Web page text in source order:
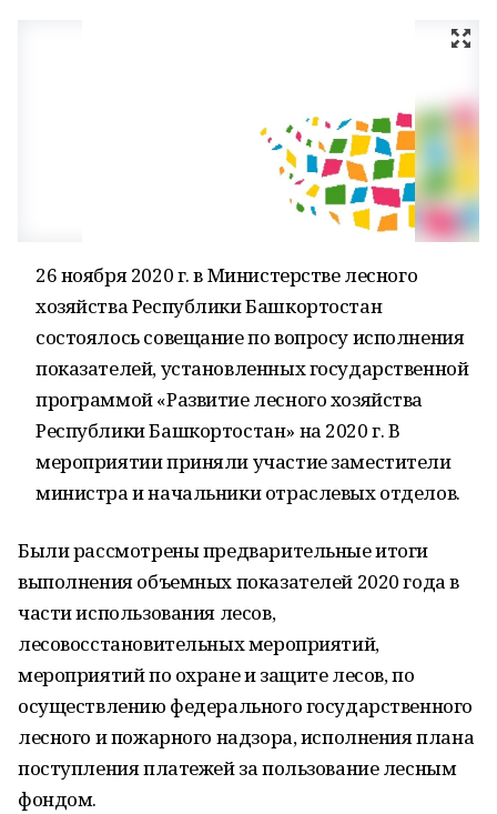
26 ноября 2020 г. в Министерстве лесного
хозяйства Республики Башкортостан
состоялось совещание по вопросу исполнения
показателей, установленных государственной
программой «Развитие лесного хозяйства
Республики Башкортостан» на 2020 г. В
мероприятии приняли участие заместители
министра и начальники отраслевых отделов.
Были рассмотрены предварительные итоги
выполнения объемных показателей 2020 года в
части использования лесов,
лесовосстановительных мероприятий,
мероприятий по охране и защите лесов, по
осуществлению федерального государственного
лесного и пожарного надзора, исполнения плана
поступления платежей за пользование лесным
фондом.